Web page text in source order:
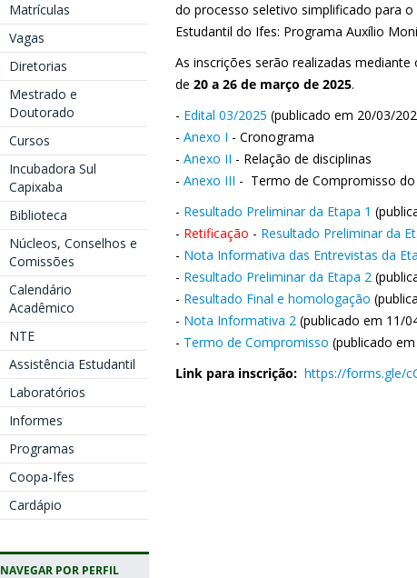
Matrículas
Vagas
Diretorias
Mestrado e
Doutorado
Cursos
Incubadora Sul
Capixaba
Biblioteca
Núcleos, Conselhos e
Comissões
Calendário
Acadêmico
NTE
Assistência Estudantil
Laboratórios
Informes
Programas
Coopa-Ifes
Cardápio
NAVEGAR POR PERFIL
do processo seletivo simplificado para
Estudantil do Ifes: Programa Auxílio
As inscrições serão realizadas
de 20 a 26 de março de 2025.
- Edital 03/2025 (publicado em 20/03/
- Anexo I - Cronograma
- Anexo II - Relação de disciplinas
- Anexo III - Termo de Compromisso
- Resultado Preliminar da Etapa 1
- Retificação - Resultado Preliminar da
- Nota Informativa das Entrevistas da
- Resultado Preliminar da Etapa 2
- Resultado Final e homologação
- Nota Informativa 2 (publicado em 11/
- Termo de Compromisso (publicado
Link para inscrição: https://forms.gle/